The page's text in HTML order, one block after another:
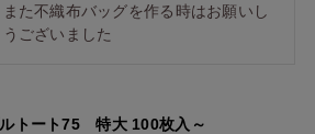
た不織布バッグを作る時はお願いし
ございました
トート75 特大 100枚入～